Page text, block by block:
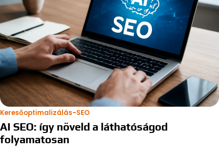
Keresőoptimalizálás-SEO
AI SEO: így növeld a láthatóságod
folyamatosan